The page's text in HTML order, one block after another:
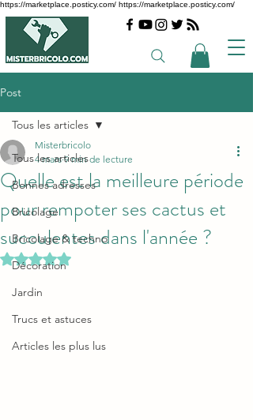
https://marketplace.posticy.com/ https://marketplace.posticy.com/
Post
Tous les articles
Bonnes adresses
Bricolage
Bricolage & techno
Décoration
Jardin
Trucs et astuces
Articles les plus lus
Tous les articles
Quelle est la meilleure période
pour rempoter ses cactus et
succulentes dans l'année ?
Misterbricolo
4 mars 9 min de lecture
Noté NaN étoiles sur 5.